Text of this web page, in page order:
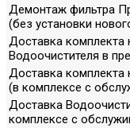
Демонтаж фильтра
(без установки
Доставка комплекта
Водоочистителя в
Доставка комплекта
(в комплексе с
Доставка
комплексе с